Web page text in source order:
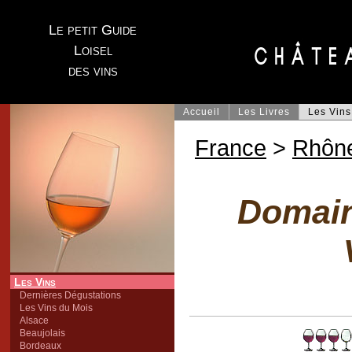
Le petit Guide
Loisel
des vins
Les Vins
Dernières Dégustations
Les Vins du Mois
Alsace
Beaujolais
Bordeaux
Accueil Les Livres Les Vins
France >